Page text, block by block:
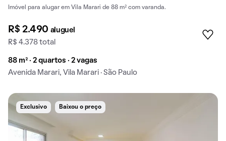
Imóvel para alugar em Vila Marari de 88 m² com varanda.
R$ 2.490 aluguel
R$ 4.378 total
88 m² · 2 quartos · 2 vagas
Avenida Marari, Vila Marari · São Paulo
Exclusivo Baixou o preço